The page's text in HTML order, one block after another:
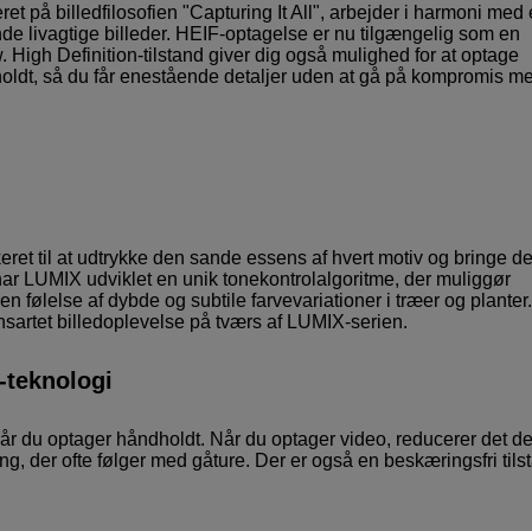
på billedfilosofien "Capturing It All", arbejder i harmoni med
livagtige billeder. HEIF-optagelse er nu tilgængelig som en
Definition-tilstand giver dig også mulighed for at optage
så du får enestående detaljer uden at gå på kompromis
til at udtrykke den sande essens af hvert motiv og bringe
LUMIX udviklet en unik tonekontrolalgoritme, der muliggør
følelse af dybde og subtile farvevariationer i træer og planter.
billedoplevelse på tværs af LUMIX-serien.
teknologi
du optager håndholdt. Når du optager video, reducerer det de
der ofte følger med gåture. Der er også en beskæringsfri